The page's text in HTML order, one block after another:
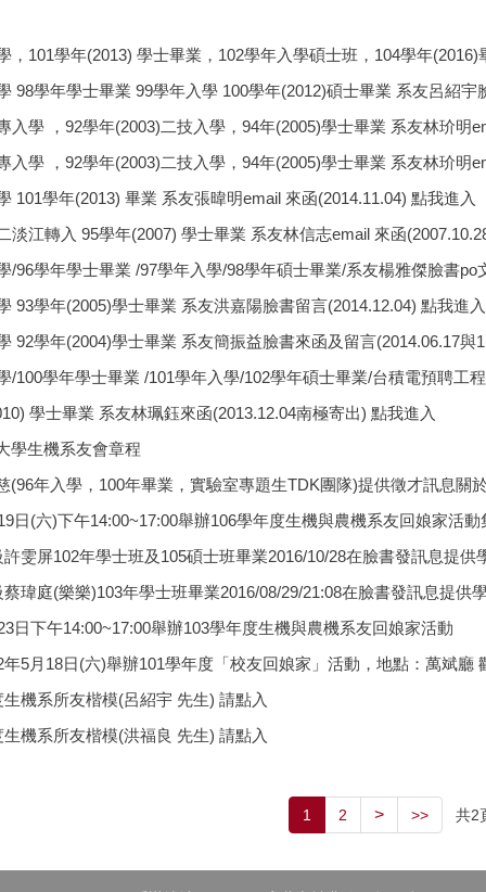
，101學年(2013) 學士畢業，102學年入學碩士班，104學年
98學年學士畢業 99學年入學 100學年(2012)碩士畢業 系友呂紹宇
入學 ，92學年(2003)二技入學，94年(2005)學士畢業 系友林玠明
入學 ，92學年(2003)二技入學，94年(2005)學士畢業 系友林玠明
101學年(2013) 畢業 系友張暐明email 來函(2014.11.04) 點我進入
淡江轉入 95學年(2007) 學士畢業 系友林信志email 來函
/96學年學士畢業 /97學年入學/98學年碩士畢業/系友楊雅傑臉書po
93學年(2005)學士畢業 系友洪嘉陽臉書留言(2014.12.04) 點我進入
92學年(2004)學士畢業 系友簡振益臉書來函及留言(2014.06.17與
/100學年學士畢業 /101學年入學/102學年碩士畢業/台積電預聘工
學士畢業 系友林珮鈺來函(2013.12.04南極寄出) 點我進入
學生機系友會章程
(96年入學，100年畢業，實驗室專題生TDK團隊)提供徵才訊息關
日(六)下午14:00~17:00舉辦106學年度生機與農機系友回娘家活動
許雯屏102年學士班及105碩士班畢業2016/10/28在臉書發訊息提供
蔡瑋庭(樂樂)103年學士班畢業2016/08/29/21:08在臉書發訊息提供
日下午14:00~17:00舉辦103學年度生機與農機系友回娘家活動
年5月18日(六)舉辦101學年度「校友回娘家」活動，地點：萬斌廳
生機系所友楷模(呂紹宇 先生) 請點入
生機系所友楷模(洪福良 先生) 請點入
1 2 > >> 共2